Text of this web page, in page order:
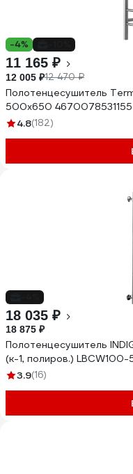
-4%
11 165 ₽
12 005 ₽12 470 ₽
Полотенцесушитель
500x650 4670078531155
4.8(182)
18 035 ₽
18 875 ₽
Полотенцесушитель
(к-1, полиров.) LBCW100-
3.9(16)